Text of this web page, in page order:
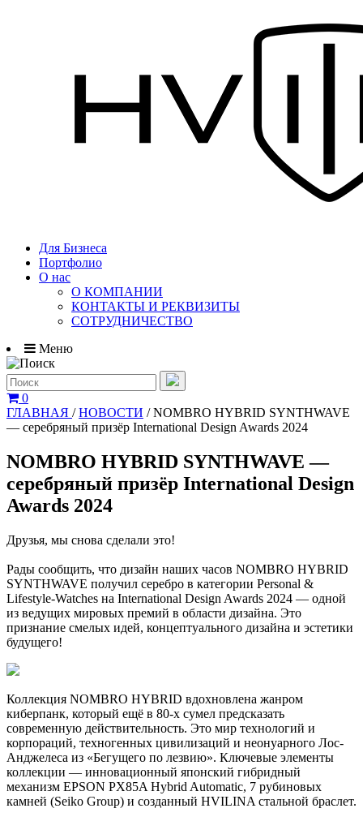
Для Бизнеса
Портфолио
О нас
О КОМПАНИИ
КОНТАКТЫ И РЕКВИЗИТЫ
СОТРУДНИЧЕСТВО
Меню
0
ГЛАВНАЯ /НОВОСТИ /NOMBRO HYBRID SYNTHWAVE
— серебряный призёр International Design Awards 2024
NOMBRO HYBRID SYNTHWAVE —
серебряный призёр International Design
Awards 2024
Друзья, мы снова сделали это!
Рады сообщить, что дизайн наших часов NOMBRO HYBRID
SYNTHWAVE получил серебро в категории Personal &
Lifestyle-Watches на International Design Awards 2024 — одной
из ведущих мировых премий в области дизайна. Это
признание смелых идей, концептуального дизайна и эстетики
будущего!
Коллекция NOMBRO HYBRID вдохновлена жанром
киберпанк, который ещё в 80-х сумел предсказать
современную действительность. Это мир технологий и
корпораций, техногенных цивилизаций и неонуарного Лос-
Анджелеса из «Бегущего по лезвию». Ключевые элементы
коллекции — инновационный японский гибридный
механизм EPSON PX85A Hybrid Automatic, 7 рубиновых
камней (Seiko Group) и созданный HVILINA стальной браслет.